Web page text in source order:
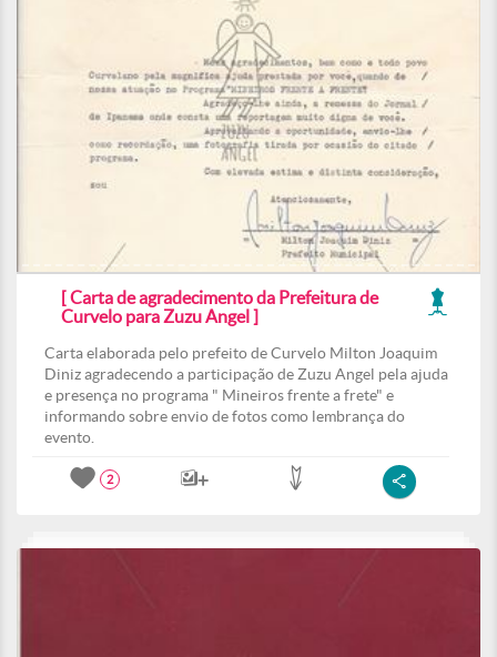
[ Carta de agradecimento da Prefeitura de
Curvelo para Zuzu Angel ]
Carta elaborada pelo prefeito de Curvelo Milton Joaquim
Diniz agradecendo a participação de Zuzu Angel pela ajuda
e presença no programa " Mineiros frente a frete" e
informando sobre envio de fotos como lembrança do
evento.
2